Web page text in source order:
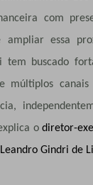
com
essa
tem buscado
múltiplos canais
odiretor-
Gindri de